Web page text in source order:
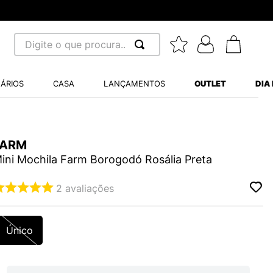
Digite o que procura...
CASA LANÇAMENTOS OUTLET DIA
Mochila Farm Borogodó Rosália Preta
2 avaliações
Único
BALANCE 530
WHITE
VANS ULTRARANGE